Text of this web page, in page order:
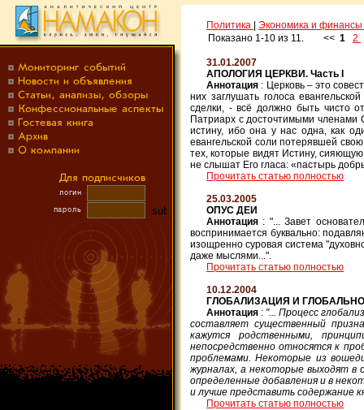
Политика
Экономика и финансы
Показано 1-10 из 11.
<< 1 2
31.01.2007
АПОЛОГИЯ ЦЕРКВИ. Часть I
Аннотация : Церковь – это
них заглушать голоса
сделки, - всё должно быть чисто
Патриарх с досточтимыми членами
истину, ибо она у нас одна, как
евангельской соли потерявшей
тех, которые видят Истину,
не слышат Его гласа: «пастырь
Прочитать статью полностью
25.03.2005
ОПУС ДЕИ
Аннотация : "... Завет
воспринимается буквально:
изощренно суровая система
даже мыслями...".
Прочитать статью полностью
10.12.2004
ГЛОБАЛИЗАЦИЯ И
Аннотация : "... Процесс
составляет существенный
кажутся родственными,
непосредственно относятся к
проблемами. Некоторые из
журналах, а некоторые выходят в
определенные добавления и в
и лучше представить содержание
Прочитать статью полностью